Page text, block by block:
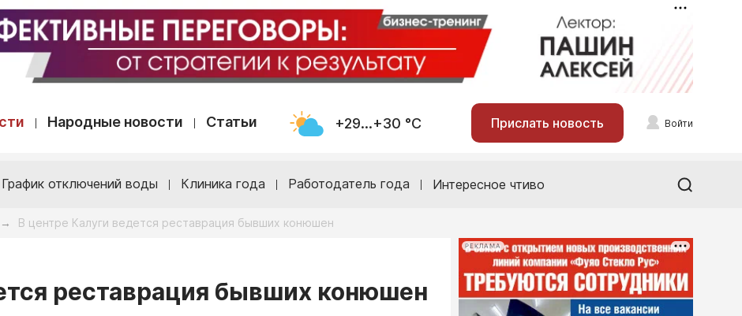
Народные новости Статьи +29...+30 °С Прислать новость Войти
График отключений воды Клиника года Работодатель года Интересное чтиво
→ В центре Калуги ведется реставрация бывших конюшен
реставрация бывших конюшен
РЕКЛАМА